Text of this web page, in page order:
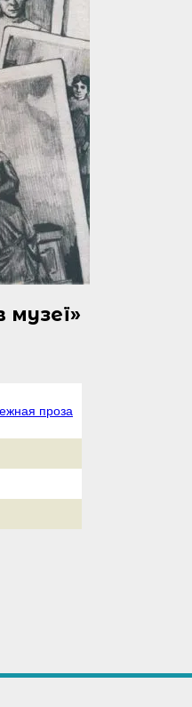
проза